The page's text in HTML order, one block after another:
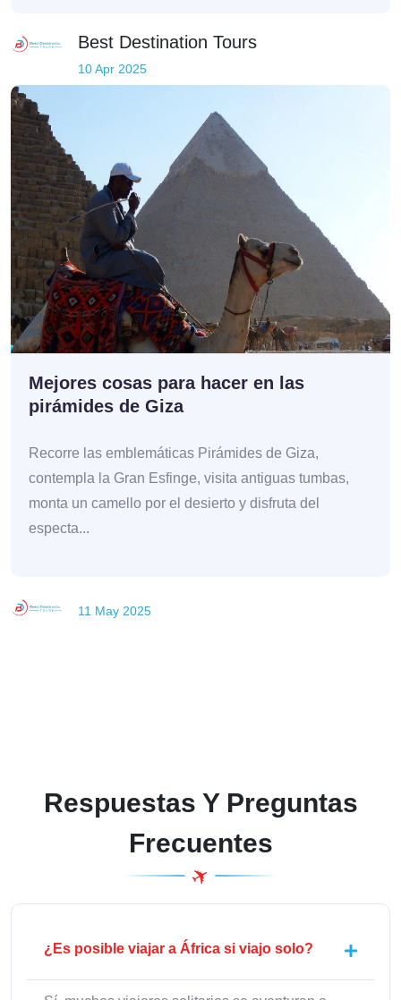
Best Destination Tours
10 Apr 2025
Mejores cosas para hacer en las
pirámides de Giza
Recorre las emblemáticas Pirámides de Giza,
contempla la Gran Esfinge, visita antiguas tumbas,
monta un camello por el desierto y disfruta del
especta...
11 May 2025
Respuestas Y Preguntas
Frecuentes
¿Es posible viajar a África si viajo solo?